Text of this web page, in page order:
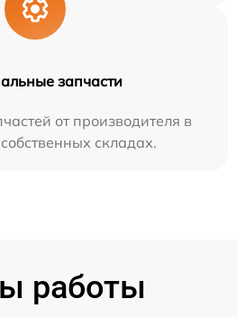
запчасти
от производителя в
складах.
работы